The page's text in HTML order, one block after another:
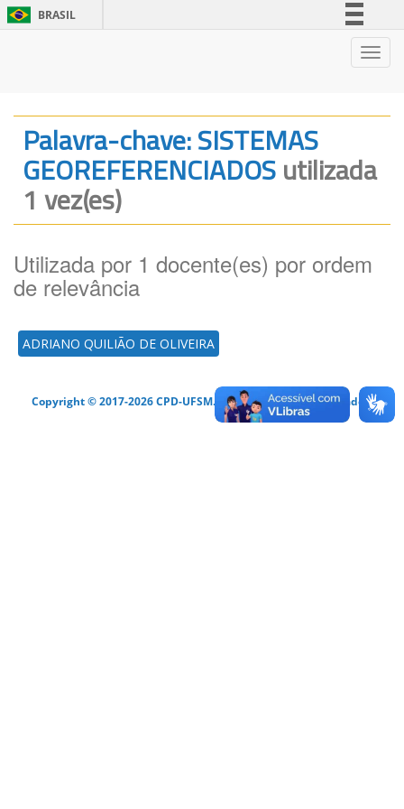
BRASIL
Legislação
Canais
Palavra-chave: SISTEMAS
GEOREFERENCIADOSutilizada
1 vez(es)
Utilizada por 1 docente(es) por ordem
de relevância
ADRIANO QUILIÃO DE OLIVEIRA
Copyright © 2017-2026 CPD-UFSM. Todos os direitos reservados.